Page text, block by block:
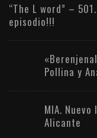
“The L word” –
episodio!!!
Pollina y
MIA.
Alicante